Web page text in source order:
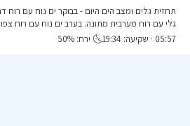
תחזית גלים ומצב הים היום - בבוקר ים נוח עם רוח
גלי עם רוח מערבית מתונה. בערב ים נוח עם רוח
05:57 · שקיעה: 19:34🌜 ירח: 50%